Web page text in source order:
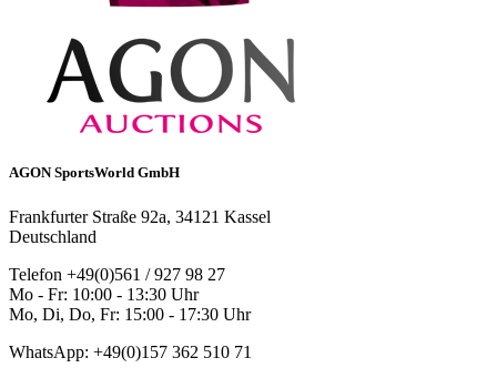
AGON SportsWorld GmbH
Frankfurter Straße 92a, 34121 Kassel
Deutschland
Telefon +49(0)561 / 927 98 27
Mo - Fr: 10:00 - 13:30 Uhr
Mo, Di, Do, Fr: 15:00 - 17:30 Uhr
WhatsApp: +49(0)157 362 510 71